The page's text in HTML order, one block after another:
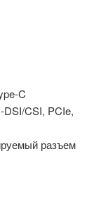
C
CSI, PCIe,
разъем